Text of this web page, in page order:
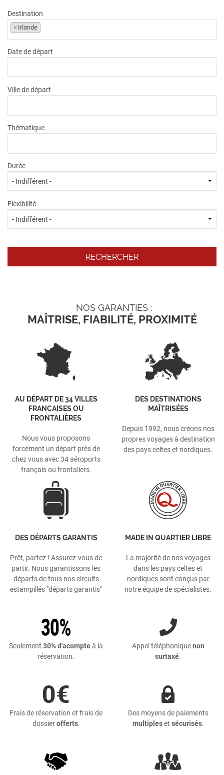
Destination
× Irlande
Date de départ
Ville de départ
Thématique
Durée
Flexibilité
NOS GARANTIES :
MAÎTRISE, FIABILITÉ, PROXIMITÉ
AU DÉPART DE 34 VILLES
FRANCAISES OU
FRONTALIÈRES
Nous vous proposons
forcément un départ près de
chez vous avec 34 aéroports
français ou frontaliers.
DES DESTINATIONS
MAÎTRISÉES
Depuis 1992, nous créons nos
propres voyages à destination
des pays celtes et nordiques.
DES DÉPARTS GARANTIS
Prêt, partez ! Assurez-vous de
partir. Nous garantissons les
départs de tous nos circuits
estampillés "départs garantis"
MADE IN QUARTIER LIBRE
La majorité de nos voyages
dans les pays celtes et
nordiques sont conçus par
notre équipe de spécialistes.
Seulement 30% d'acompteà la
réservation.
Appel téléphoniquenon
surtaxé.
Frais de réservation et frais de
dossierofferts.
Des moyens de paiements
multipleset sécurisés.